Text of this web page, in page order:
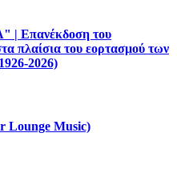
του
πλαίσια του εορτασμού των
2026)
Lounge Music)